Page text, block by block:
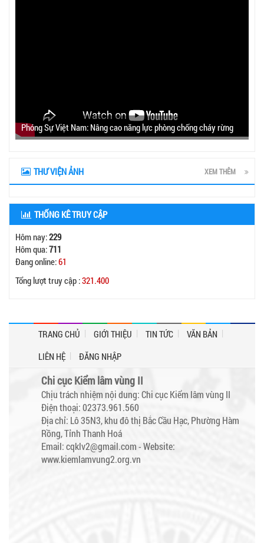
Phóng Sự Việt Nam: Nâng cao năng lực phòng chống cháy rừng
THƯ VIỆN ẢNH XEM THÊM
THỐNG KÊ TRUY CẬP
Hôm nay:229
Hôm qua:711
Đang online:61
Tổng lượt truy cập :321.400
TRANG CHỦ GIỚI THIỆU TIN TỨC
VĂN BẢN
LIÊN HỆ
ĐĂNG NHẬP
Chi cục Kiểm lâm vùng II
Chịu trách nhiệm nội dung: Chi cục Kiểm lâm vùng II
Điện thoại: 02373.961.560
Địa chỉ: Lô 35N3, khu đô thị Bắc Cầu Hạc, Phường Hàm
Rồng, Tỉnh Thanh Hoá
Email: cqklv2@gmail.com -Website:
www.kiemlamvung2.org.vn